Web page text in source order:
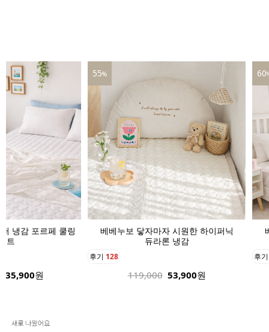
냉감 포르페 쿨링
트
135,900원
55%
베베누보 닿자마자 시원한 하이퍼닉
듀라론 냉감
후기 128
119,000 53,900원
60
후